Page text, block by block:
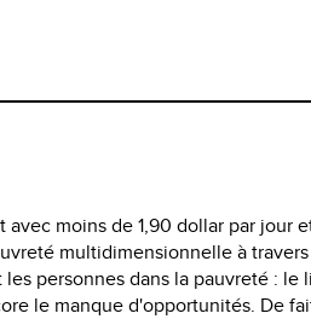
moins de 1,90 dollar par jour
multidimensionnelle à
personnes dans la pauvreté : le
le manque d'opportunités. De